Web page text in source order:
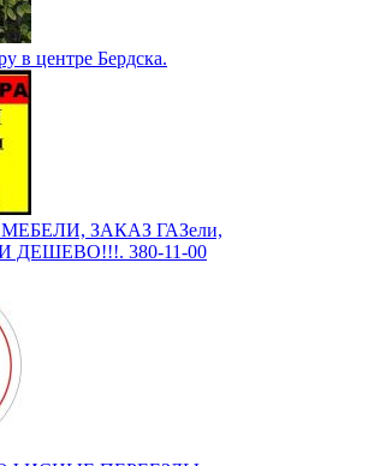
в центре Бердска.
ЗАКАЗ ГАЗели,
ДЕШЕВО!!!. 380-11-00